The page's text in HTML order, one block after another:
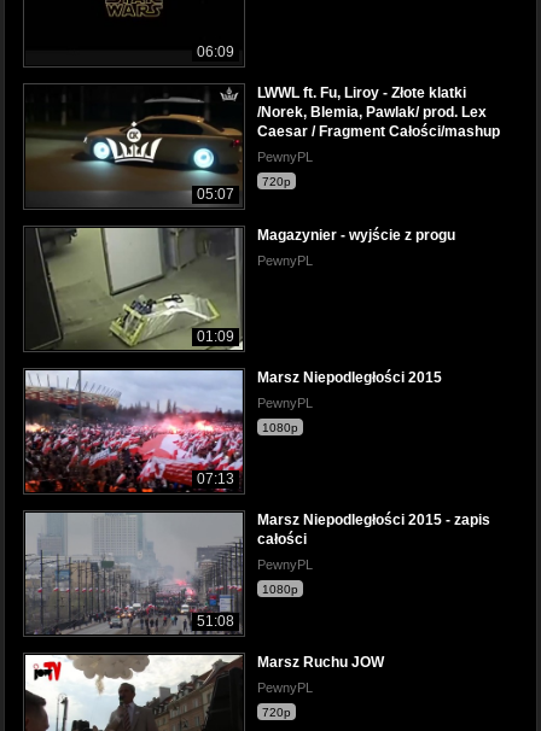
06:09
05:07
LWWL ft. Fu, Liroy - Złote klatki
/Norek, Blemia, Pawlak/ prod. Lex
Caesar / Fragment Całości/mashup
PewnyPL
720p
01:09
Magazynier - wyjście z progu
PewnyPL
07:13
Marsz Niepodległości 2015
PewnyPL
1080p
51:08
Marsz Niepodległości 2015 - zapis
całości
PewnyPL
1080p
Marsz Ruchu JOW
PewnyPL
720p